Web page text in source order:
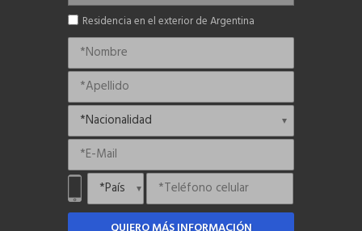
Residencia en el exterior de Argentina